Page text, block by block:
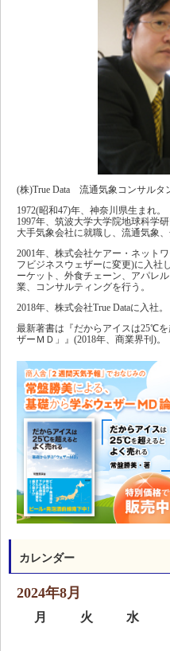
(株)True Data 流通気象コンサルタ
1972(昭和47)年、神奈川県生まれ。
1997年、筑波大学大学院地球科学研
大手気象会社に就職し、流通気象
2001年、株式会社ケアー・ネット
フビジネスウェザーに変更)に入社
ーケット、外食チェーン、アパレ
業、コンサルティングを行う。
2018年、株式会社True Dataに入社。
最新著書は『だからアイスは25℃
ザーＭＤ」』(2018年、商業界刊)。
カレンダー
2024年8月
月 火 水